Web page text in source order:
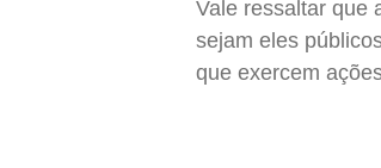
Vale ressaltar que
sejam eles
que exercem